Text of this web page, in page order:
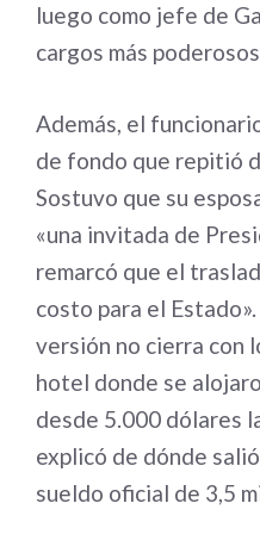
luego como jefe de
cargos más
Además, el
de fondo que repitió
Sostuvo que su
«una invitada de
remarcó que el
costo para el
versión no cierra con
hotel donde se
desde 5.000 dólares
explicó de dónde
sueldo oficial de 3,5